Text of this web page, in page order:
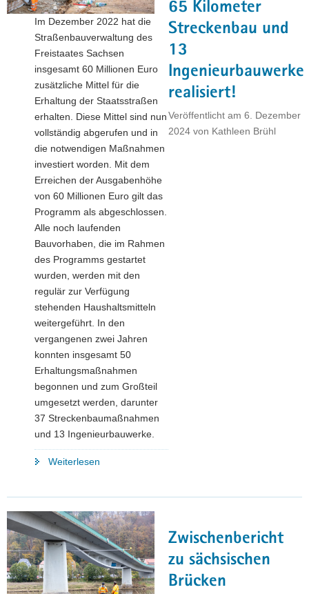
a
65 Kilometer
Streckenbau und
13
Ingenieurbauwerke
realisiert!
Veröffentlicht am 6. Dezember
2024 von Kathleen Brühl
Im Dezember 2022 hat die
Straßenbauverwaltung des
Freistaates Sachsen
insgesamt 60 Millionen Euro
zusätzliche Mittel für die
Erhaltung der Staatsstraßen
erhalten. Diese Mittel sind nun
vollständig abgerufen und in
die notwendigen Maßnahmen
investiert worden. Mit dem
Erreichen der Ausgabenhöhe
von 60 Millionen Euro gilt das
Programm als abgeschlossen.
Alle noch laufenden
Bauvorhaben, die im Rahmen
des Programms gestartet
wurden, werden mit den
regulär zur Verfügung
stehenden Haushaltsmitteln
weitergeführt. In den
vergangenen zwei Jahren
konnten insgesamt 50
Erhaltungsmaßnahmen
begonnen und zum Großteil
umgesetzt werden, darunter
37 Streckenbaumaßnahmen
und 13 Ingenieurbauwerke.
Weiterlesen
65
Kilometer
Streckenbau
und
13
Zwischenbericht
zu sächsischen
Brücken